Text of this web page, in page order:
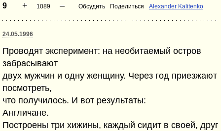
9 + 1089 – Обсудить Поделиться Alexander Kalitenko
24.05.1996
Проводят эксперимент: на необитаемый остров
забрасывают
двух мужчин и одну женщину. Через год приезжают
посмотреть,
что получилось. И вот результаты:
Англичане.
Построены три хижины, каждый сидит в своей, друг